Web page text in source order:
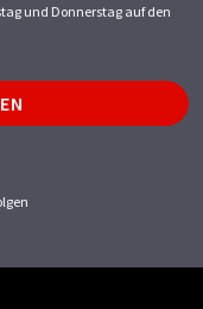
und Donnerstag auf den